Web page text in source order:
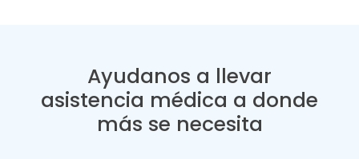
Ayudanos a llevar
asistencia médica a donde
más se necesita